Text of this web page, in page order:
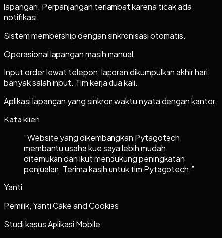
lapangan. Perpanjangan terlambat karena tidak ada
notifikasi.
Sistem membership dengan sinkronisasi otomatis.
Operasional lapangan masih manual
Input order lewat telepon, laporan dikumpulkan akhir hari,
banyak salah input. Tim kerja dua kali.
Aplikasi lapangan yang sinkron waktu nyata dengan kantor.
Kata klien
“Website yang dikembangkan Pytagotech
membantu usaha kue saya lebih mudah
ditemukan dan ikut mendukung peningkatan
penjualan. Terima kasih untuk tim Pytagotech.”
Yanti
Pemilik, Yanti Cake and Cookies
Studi kasusAplikasi Mobile